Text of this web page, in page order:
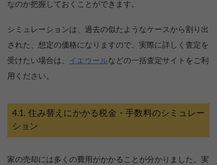
なのか把握しておくことができます。
シミュレーションは、過去の似たようなケースから割り出
された、想定の価格になりますので、実際に詳しく査定を
受けたい場合は、
イエウールなどの一括査定サイトをご利
用ください。
住み替えにかかる税金・手数料のシミュレー
ション
家の売却には多くの費用がかかることが分かりました。実